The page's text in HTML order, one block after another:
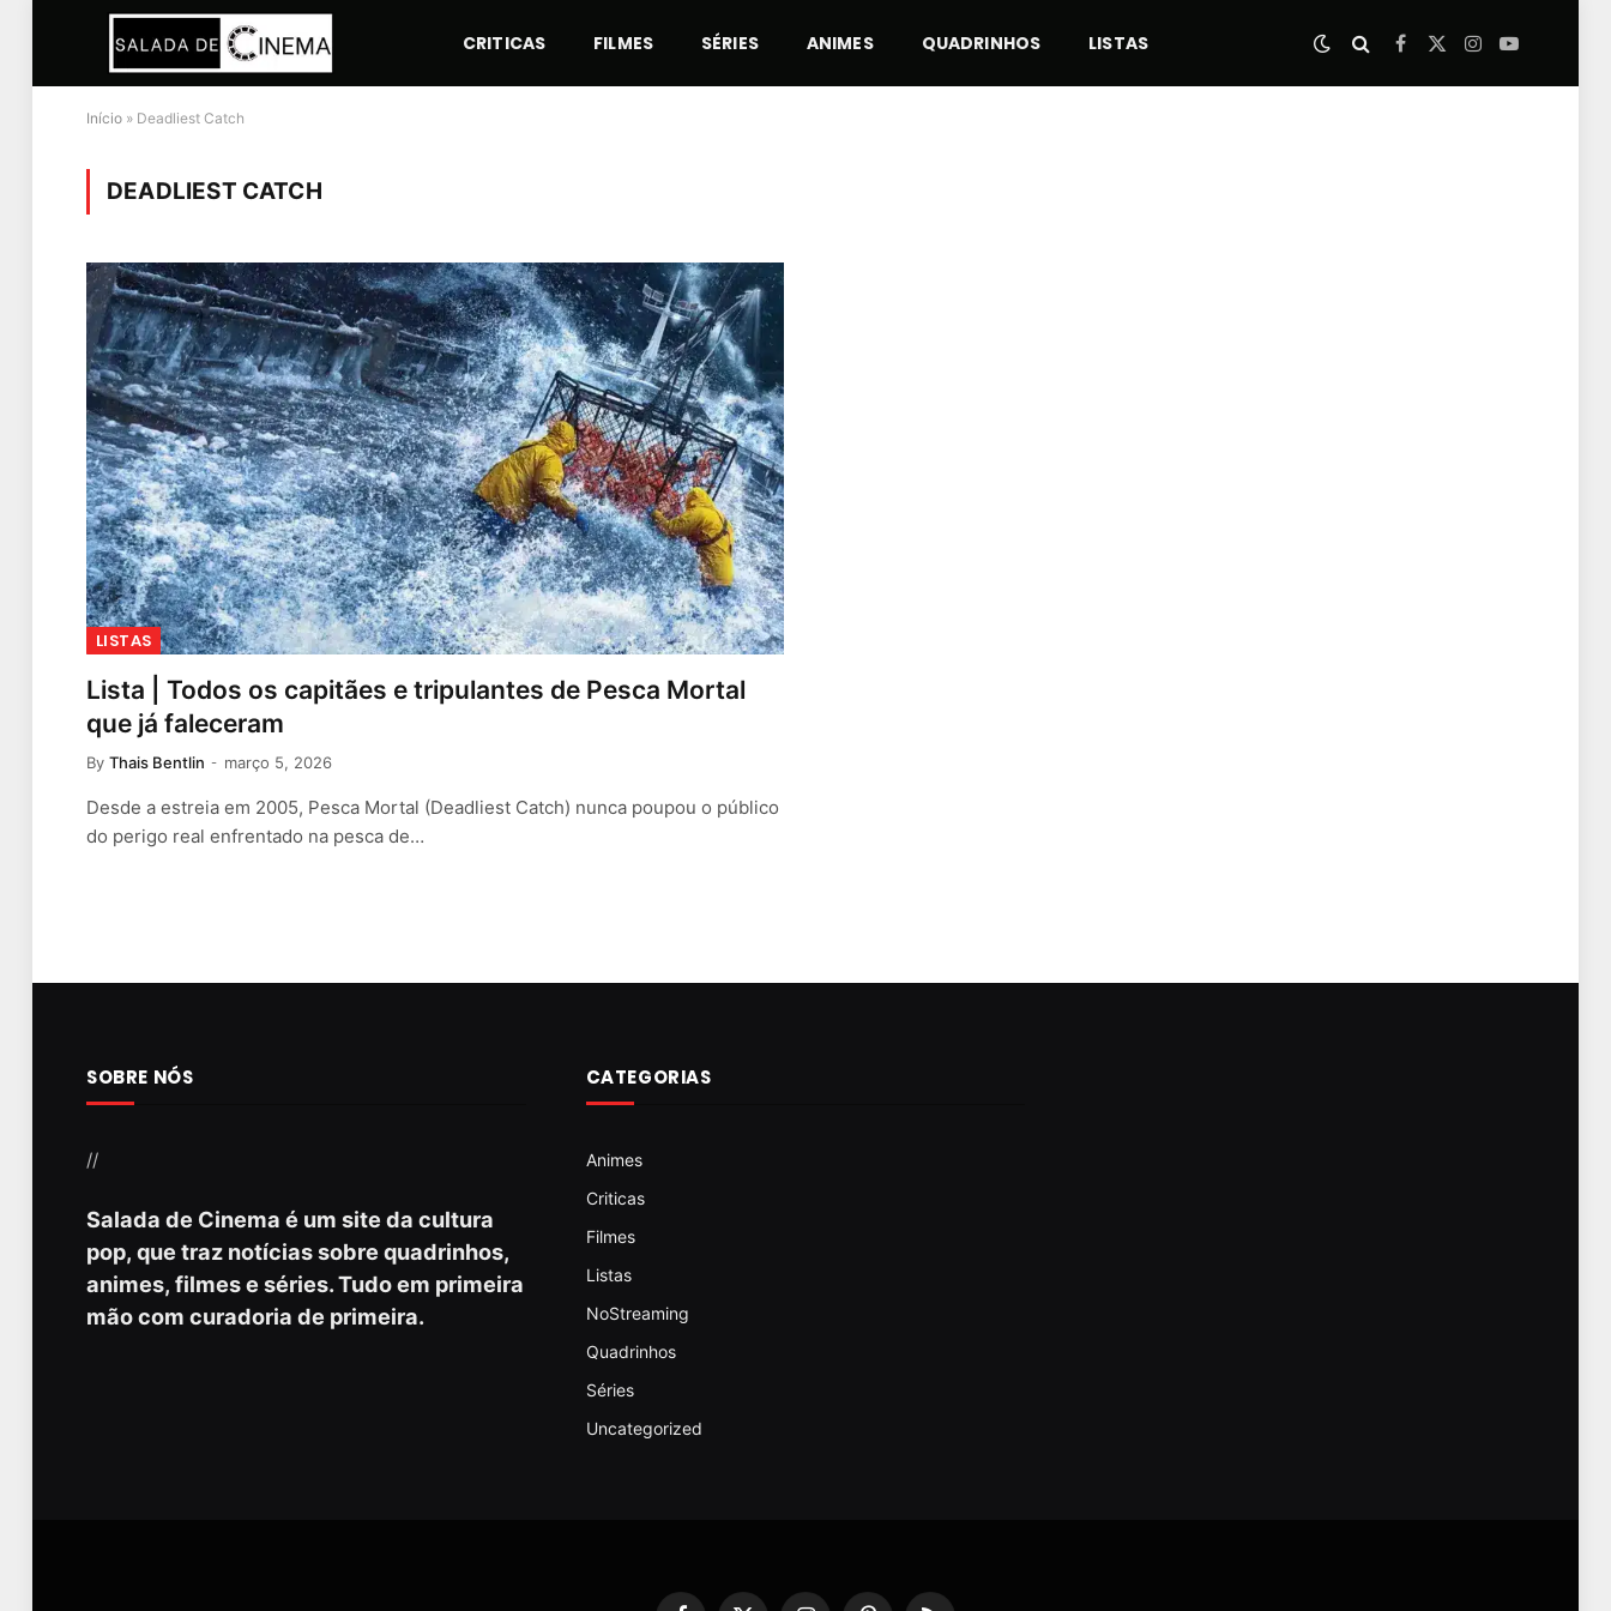
CRITICAS FILMES SÉRIES ANIMES QUADRINHOS LISTAS Facebook
X
Instagram
YouTube
Início » Deadliest Catch
DEADLIEST CATCH
LISTAS
Lista | Todos os capitães e tripulantes de Pesca Mortal
que já faleceram
By Thais Bentlin março 5, 2026
Desde a estreia em 2005, Pesca Mortal (Deadliest Catch) nunca poupou o público
do perigo real enfrentado na pesca de…
SOBRE NÓS
//
Salada de Cinema é um site da cultura
pop, que traz notícias sobre quadrinhos,
animes, filmes e séries. Tudo em primeira
mão com curadoria de primeira.
CATEGORIAS
Animes
Criticas
Filmes
Listas
NoStreaming
Quadrinhos
Séries
Uncategorized